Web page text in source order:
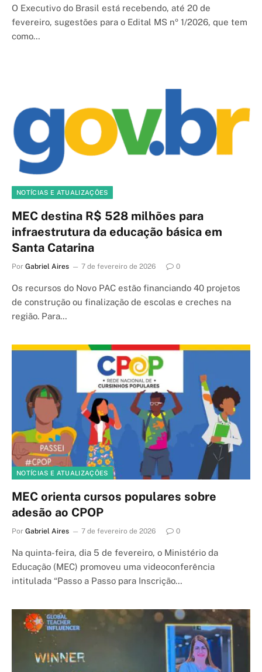
O Executivo do Brasil está recebendo, até 20 de
fevereiro, sugestões para o Edital MS nº 1/2026, que tem
como…
NOTÍCIAS E ATUALIZAÇÕES
MEC destina R$ 528 milhões para
infraestrutura da educação básica em
Santa Catarina
Por Gabriel Aires 7 de fevereiro de 2026 0
Os recursos do Novo PAC estão financiando 40 projetos
de construção ou finalização de escolas e creches na
região. Para…
NOTÍCIAS E ATUALIZAÇÕES
MEC orienta cursos populares sobre
adesão ao CPOP
Por Gabriel Aires 7 de fevereiro de 2026 0
Na quinta-feira, dia 5 de fevereiro, o Ministério da
Educação (MEC) promoveu uma videoconferência
intitulada “Passo a Passo para Inscrição…